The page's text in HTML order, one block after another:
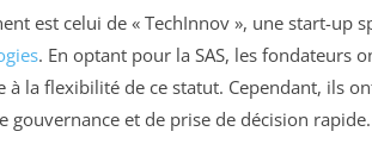
est celui de « TechInnov », une start-up
. En optant pour la SAS, les fondateurs
à la flexibilité de ce statut. Cependant, ils
gouvernance et de prise de décision rapide.